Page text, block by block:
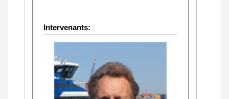
Intervenants: